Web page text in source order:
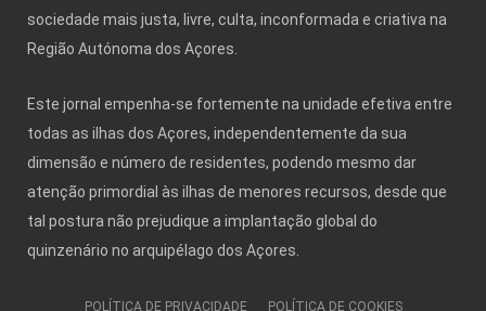
sociedade mais justa, livre, culta, inconformada e criativa na
Região Autónoma dos Açores.
Este jornal empenha-se fortemente na unidade efetiva entre
todas as ilhas dos Açores, independentemente da sua
dimensão e número de residentes, podendo mesmo dar
atenção primordial às ilhas de menores recursos, desde que
tal postura não prejudique a implantação global do
quinzenário no arquipélago dos Açores.
POLÍTICA DE PRIVACIDADE POLÍTICA DE COOKIES